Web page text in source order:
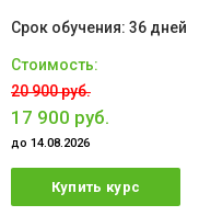
36 дней
20 900 руб.
17 900 руб.
до 14.08.2026
Купить курс